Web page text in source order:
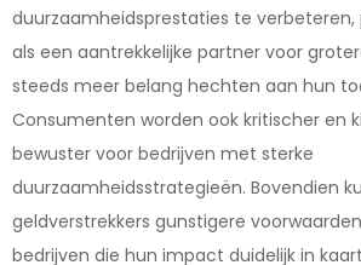
duurzaamheidsprestaties te verbeteren,
als een aantrekkelijke partner voor
steeds meer belang hechten aan hun
Consumenten worden ook kritischer en
bewuster voor bedrijven met sterke
duurzaamheidsstrategieën. Bovendien
geldverstrekkers gunstigere
bedrijven die hun impact duidelijk in